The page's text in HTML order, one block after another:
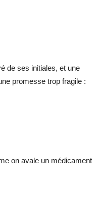
de ses initiales, et une
promesse trop fragile :
on avale un médicament